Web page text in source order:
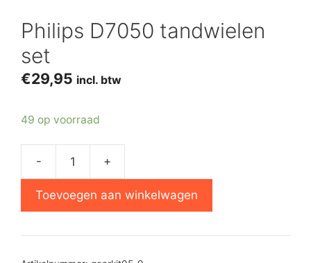
Philips D7050 tandwielen
set
€29,95 incl. btw
49 op voorraad
-
tandwielen
aantal
+
Toevoegen aan winkelwagen